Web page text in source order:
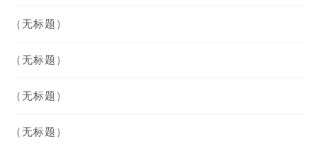
（无标题）
（无标题）
（无标题）
（无标题）